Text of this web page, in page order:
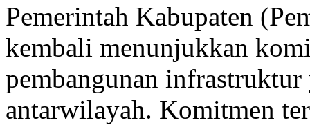
Pemerintah Kabupaten
kembali menunjukkan
pembangunan
antarwilayah. Komitmen